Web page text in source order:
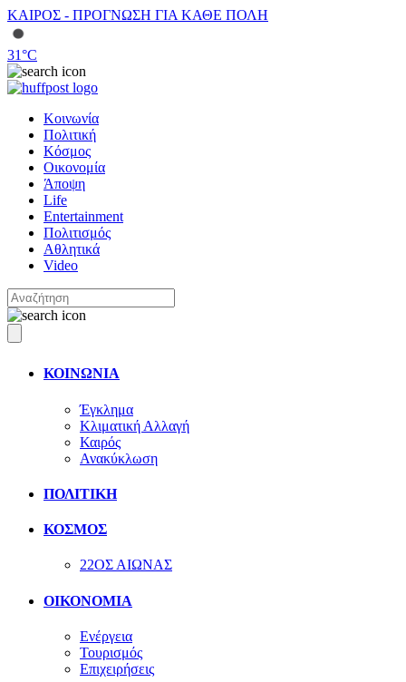
ΚΑΙΡΟΣ - ΠΡΟΓΝΩΣΗ ΓΙΑ ΚΑΘΕ ΠΟΛΗ
31°C
Κοινωνία
Πολιτική
Κόσμος
Οικονομία
Άποψη
Life
Entertainment
Πολιτισμός
Αθλητικά
Video
ΚΟΙΝΩΝΙΑ
Έγκλημα
Κλιματική Αλλαγή
Καιρός
Ανακύκλωση
ΠΟΛΙΤΙΚΗ
ΚΟΣΜΟΣ
22ΟΣ ΑΙΩΝΑΣ
ΟΙΚΟΝΟΜΙΑ
Ενέργεια
Τουρισμός
Επιχειρήσεις